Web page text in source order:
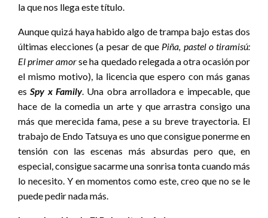
la que nos llega este título.
Aunque quizá haya habido algo de trampa bajo estas dos
últimas elecciones (a pesar de que Piña, pastel o tiramisú:
El primer amorse ha quedado relegada a otra ocasión por
el mismo motivo), la licencia que espero con más ganas
esSpy x Family. Una obra arrolladora e impecable, que
hace de la comedia un arte y que arrastra consigo una
más que merecida fama, pese a su breve trayectoria. El
trabajo de Endo Tatsuya es uno que consigue ponerme en
tensión con las escenas más absurdas pero que, en
especial, consigue sacarme una sonrisa tonta cuando más
lo necesito. Y en momentos como este, creo que no se le
puede pedir nada más.